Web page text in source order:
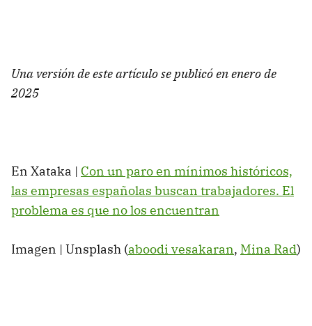
Una versión de este artículo se publicó en enero de
2025
En Xataka | Con un paro en mínimos históricos,
las empresas españolas buscan trabajadores. El
problema es que no los encuentran
Imagen | Unsplash (aboodi vesakaran, Mina Rad)